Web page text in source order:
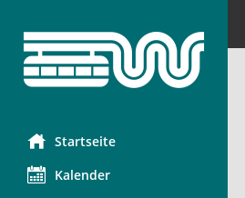
Startseite
Kalender